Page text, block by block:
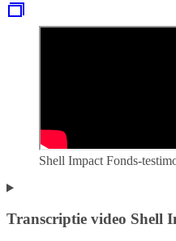
Shell Impact Fonds-
Transcriptie video Shell